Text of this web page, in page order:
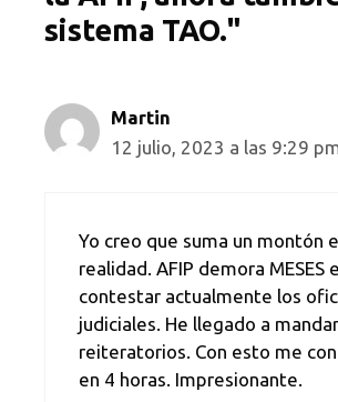
sistema TAO."
Martin
12 julio, 2023 a las 9:29
Yo creo que suma un montón
realidad. AFIP demora MESES
contestar actualmente los
judiciales. He llegado a
reiteratorios. Con esto me
en 4 horas. Impresionante.